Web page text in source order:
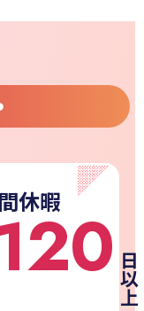
休暇
日
以
上